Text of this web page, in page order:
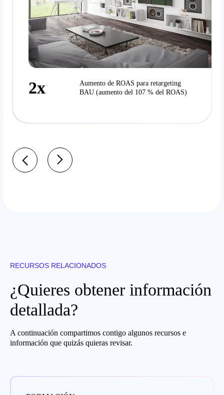
2x
Aumento de ROAS para retargeting
BAU (aumento del 107 % del ROAS)
RECURSOS RELACIONADOS
¿Quieres obtener información
detallada?
A continuación compartimos contigo algunos recursos e
información que quizás quieras revisar.